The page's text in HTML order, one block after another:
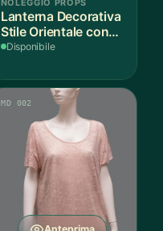
NOLEGGIO PROPS
Lanterna Decorativa
Stile Orientale con
Vetri Rossi
Disponibile
MD 002